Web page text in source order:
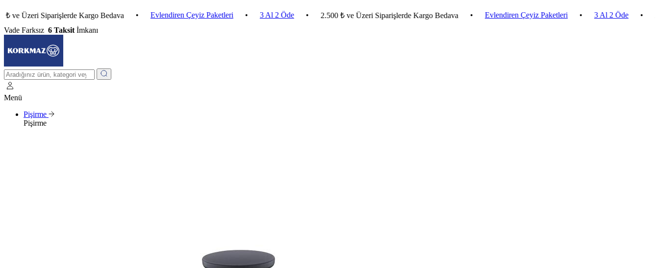
Siparişlerde Kargo Bedava • Evlendiren Çeyiz Paketleri • 3 Al 2 Öde • 2.500 ₺ ve Üzeri Siparişlerde Kargo Bedava • Evlendiren Çeyiz Paketleri • 3 Al 2 Öde •
2.500
Vade Farksız 6 Taksit İmkanı
Menü
Pişirme
Pişirme